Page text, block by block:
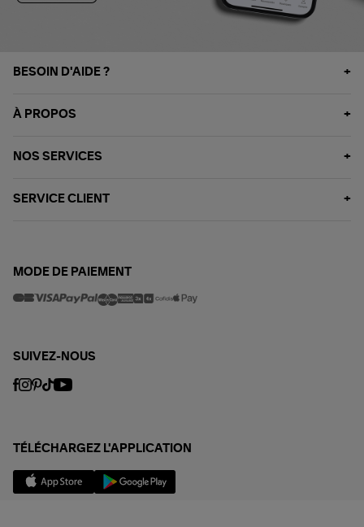
BESOIN D'AIDE ?
À PROPOS
NOS SERVICES
SERVICE CLIENT
MODE DE PAIEMENT
SUIVEZ-NOUS
TÉLÉCHARGEZ L'APPLICATION